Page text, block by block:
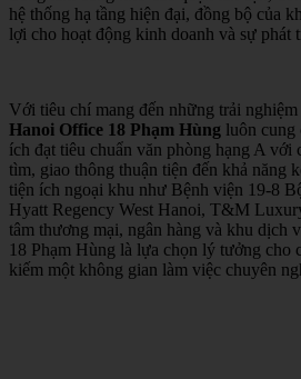
hệ thống hạ tầng hiện đại, đồng bộ của
lợi cho hoạt động kinh doanh và sự phát
Với tiêu chí mang đến những trải
Hanoi Office 18 Phạm Hùng luôn cung
ích đạt tiêu chuẩn văn phòng hạng A
tìm, giao thông thuận tiện đến khả năng
tiện ích ngoại khu như Bệnh viện 19-8
Hyatt Regency West Hanoi, T&M
tâm thương mại, ngân hàng và khu dịch
18 Phạm Hùng là lựa chọn lý tưởng cho
kiếm một không gian làm việc chuyên